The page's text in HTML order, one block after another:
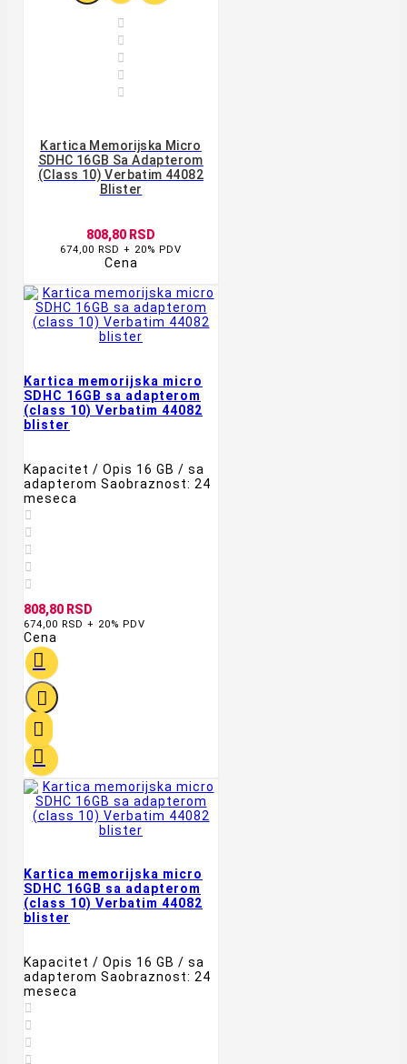





Kartica Memorijska Micro
SDHC 16GB Sa Adapterom
(class 10) Verbatim 44082
Blister
808,80 RSD
674,00 RSD + 20% PDV
Cena
Kartica memorijska micro
SDHC 16GB sa adapterom
(class 10) Verbatim 44082
blister
Kapacitet / Opis 16 GB / sa
adapterom Saobraznost: 24
meseca





808,80 RSD
674,00 RSD + 20% PDV
Cena




Kartica memorijska micro
SDHC 16GB sa adapterom
(class 10) Verbatim 44082
blister
Kapacitet / Opis 16 GB / sa
adapterom Saobraznost: 24
meseca



